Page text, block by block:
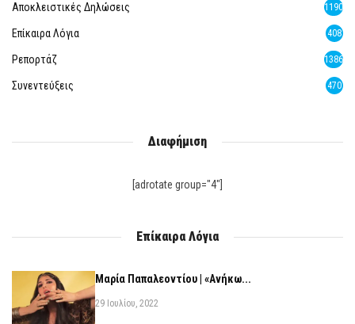
Αποκλειστικές Δηλώσεις 1190
Επίκαιρα Λόγια 408
Ρεπορτάζ 1386
Συνεντεύξεις 470
Διαφήμιση
[adrotate group="4"]
Επίκαιρα Λόγια
Μαρία Παπαλεοντίου | «Ανήκω...
29 Ιουλίου, 2022